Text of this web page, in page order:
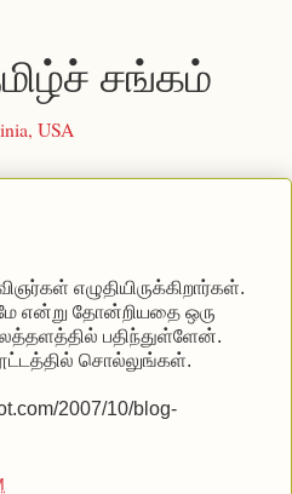
சங்கம்
USA
எழுதியிருக்கிறார்கள்.
என்று தோன்றியதை ஒரு
பதிந்துள்ளேன்.
சொல்லுங்கள்.
2007/10/blog-